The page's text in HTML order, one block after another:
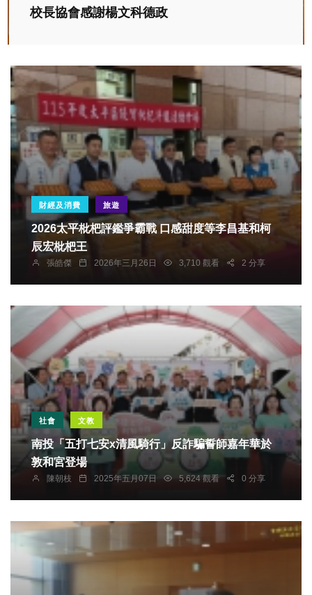
校長協會感謝楊文科德政
財經及消費 旅遊
2026太平枇杷評鑑爭霸戰 口感甜度等李昌基和柯
辰宏枇杷王
張皓傑 2026年三月26日 3,710 觀看 2 分享
社會 文教
南投「五打七安x清風騎行」反詐騙誓師嘉年華於
敦和宮登場
陳朝枝 2025年五月07日 5,624 觀看 0 分享